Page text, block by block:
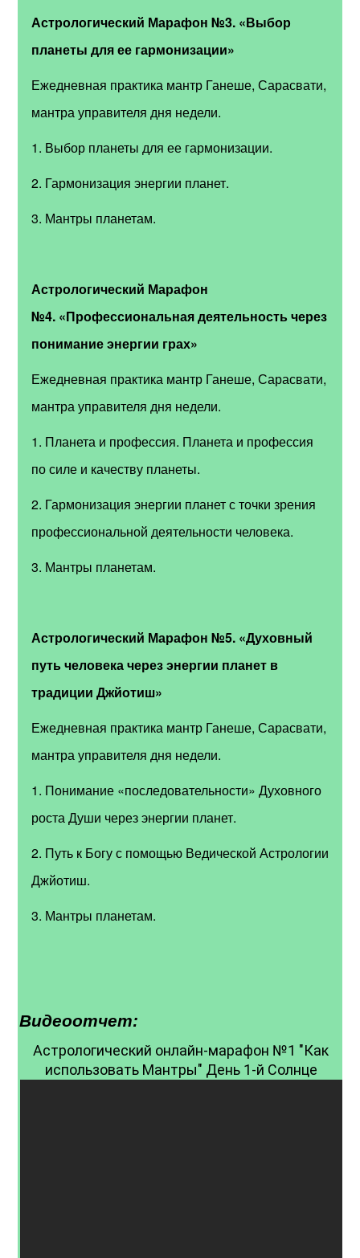
Астрологический Марафон №3. «Выбор
планеты для ее гармонизации»
Ежедневная практика мантр Ганеше, Сарасвати,
мантра управителя дня недели.
1. Выбор планеты для ее гармонизации.
2. Гармонизация энергии планет.
3. Мантры планетам.
Астрологический Марафон
№4. «Профессиональная деятельность через
понимание энергии грах»
Ежедневная практика мантр Ганеше, Сарасвати,
мантра управителя дня недели.
1. Планета и профессия. Планета и профессия
по силе и качеству планеты.
2. Гармонизация энергии планет с точки зрения
профессиональной деятельности человека.
3. Мантры планетам.
Астрологический Марафон №5. «Духовный
путь человека через энергии планет в
традиции Джйотиш»
Ежедневная практика мантр Ганеше, Сарасвати,
мантра управителя дня недели.
1. Понимание «последовательности» Духовного
роста Души через энергии планет.
2. Путь к Богу с помощью Ведической Астрологии
Джйотиш.
3. Мантры планетам.
Видеоотчет:
Астрологический онлайн-марафон №1 "Как
использовать Мантры" День 1-й Солнце